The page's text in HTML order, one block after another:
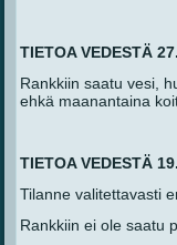
TIETOA VEDESTÄ
Rankkiin saatu vesi,
ehkä maanantaina
TIETOA VEDESTÄ
Tilanne valitettavasti
Rankkiin ei ole saatu